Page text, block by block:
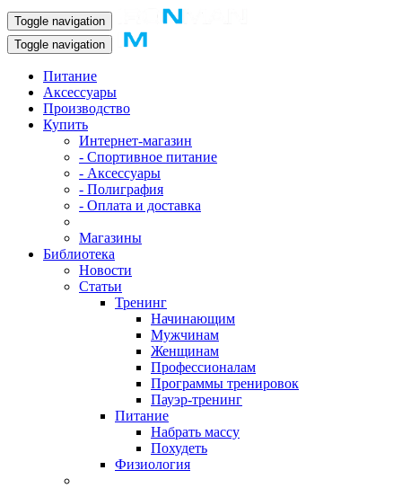
Toggle navigation
Toggle navigation
Питание
Аксессуары
Производство
Купить
Интернет-магазин
- Спортивное питание
- Аксессуары
- Полиграфия
- Оплата и доставка
Магазины
Библиотека
Новости
Статьи
Тренинг
Начинающим
Мужчинам
Женщинам
Профессионалам
Программы тренировок
Пауэр-тренинг
Питание
Набрать массу
Похудеть
Физиология